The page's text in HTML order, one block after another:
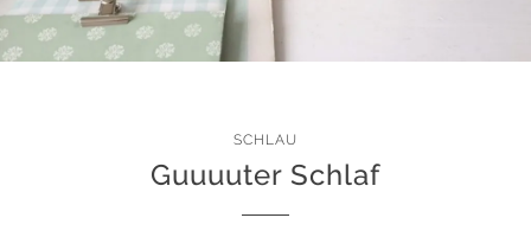
SCHLAU
Guuuuter Schlaf